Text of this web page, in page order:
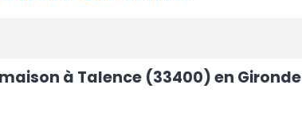
à Talence (33400) en Gironde